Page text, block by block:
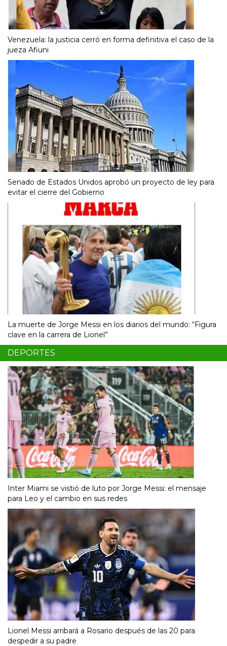
Venezuela: la justicia cerró en forma definitiva el caso de la
jueza Afiuni
Senado de Estados Unidos aprobó un proyecto de ley para
evitar el cierre del Gobierno
La muerte de Jorge Messi en los diarios del mundo: “Figura
clave en la carrera de Lionel”
DEPORTES
Inter Miami se vistió de luto por Jorge Messi: el mensaje
para Leo y el cambio en sus redes
Lionel Messi arribará a Rosario después de las 20 para
despedir a su padre